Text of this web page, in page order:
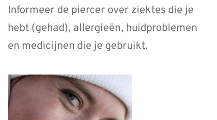
Informeer de piercer over ziektes die je
hebt (gehad), allergieën, huidproblemen
en medicijnen die je gebruikt.